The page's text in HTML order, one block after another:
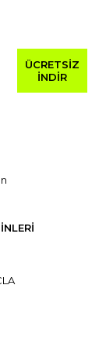
ÜCRETSİZ
İNDİR